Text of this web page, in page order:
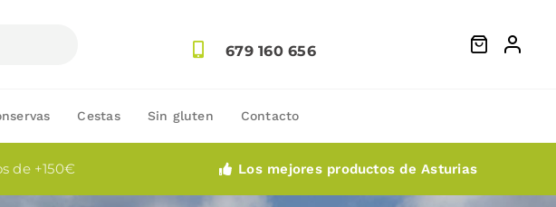
679 160 656
Cestas Sin gluten Contacto
de +150€ Los mejores productos de Asturias